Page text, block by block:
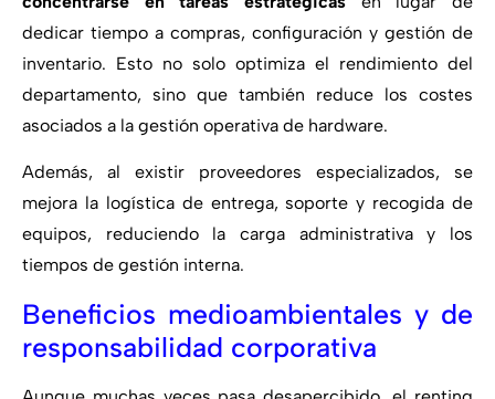
dedicar tiempo a compras, configuración y gestión de
inventario. Esto no solo optimiza el rendimiento del
departamento, sino que también reduce los costes
asociados a la gestión operativa de hardware.
Además, al existir proveedores especializados, se
mejora la logística de entrega, soporte y recogida de
equipos, reduciendo la carga administrativa y los
tiempos de gestión interna.
Beneficios medioambientales y de
responsabilidad corporativa